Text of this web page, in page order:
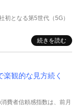
となる第5世代（5G）
続きを読む
観的な見方続く
費者信頼感指数は、前月